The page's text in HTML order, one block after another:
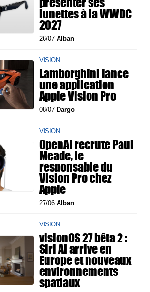
lunettes à la WWDC
2027
26/07Alban
VISION
Lamborghini lance
une application
Apple Vision Pro
08/07 Dargo
VISION
OpenAI recrute Paul
Meade, le
responsable du
Vision Pro chez
Apple
27/06Alban
VISION
visionOS 27 bêta 2 :
Siri AI arrive en
Europe et nouveaux
environnements
spatiaux